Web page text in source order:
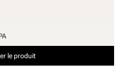
le produit